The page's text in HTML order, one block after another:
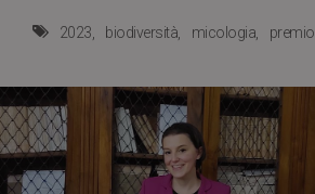
2023 biodiversità micologia premio